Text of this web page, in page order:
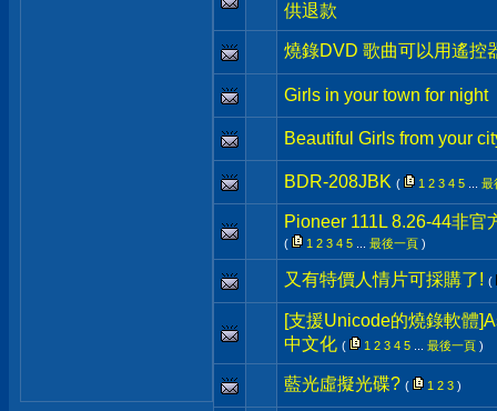
供退款
燒錄DVD 歌曲可以用遙控
Girls in your town for night
Beautiful Girls from your
BDR-208JBK ( 1 2 3 4 5 最
Pioneer 111L 8.26-44非官
( 1 2 3 4 5 最後一頁 )
又有特價人情片可採購了! (
[支援Unicode的燒錄軟體
中文化 ( 1 2 3 4 5 最後一頁 )
藍光虛擬光碟? ( 1 2 3 )